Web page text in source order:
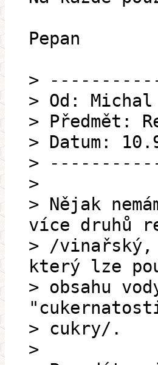
Pepan
>
> Od:
> Předmět:
> Datum:
>
>
> Nějak
více druhů
> /vinařský,
který lze
> obsahu
> cukry/.
>